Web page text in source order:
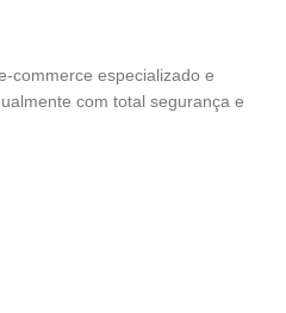
commerce especializado e
com total segurança e